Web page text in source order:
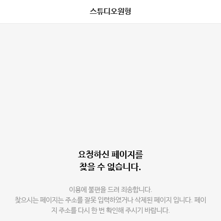
스튜디오원형
요청하신 페이지를
찾을 수 없습니다.
이용에 불편을 드려 죄송합니다.
찾으시는 페이지는 주소를 잘못 입력하였거나 삭제된 페이지 입니다. 페이
지 주소를 다시 한 번 확인해 주시기 바랍니다.